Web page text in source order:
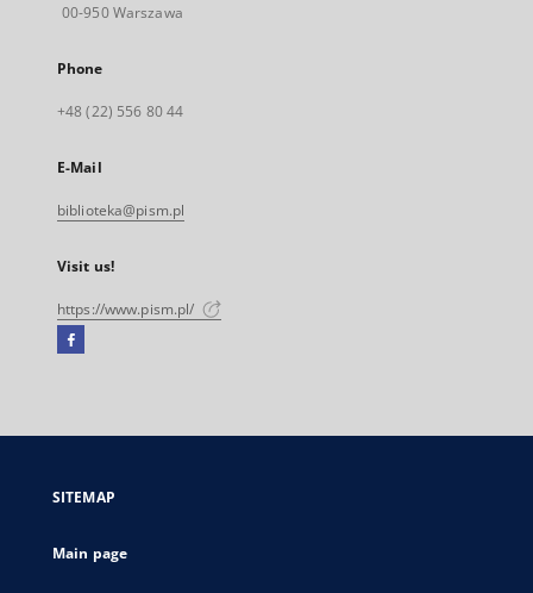
00-950 Warszawa
Phone
+48 (22) 556 80 44
E-Mail
biblioteka@pism.pl
Visit us!
https://www.pism.pl/
Facebook
open
new
SITEMAP
Main page